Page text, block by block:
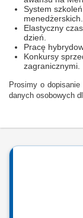
System
menedżerskich.
Elastyczny
dzień.
Pracę
Konkursy
zagranicznymi.
Prosimy o
danych osobowych